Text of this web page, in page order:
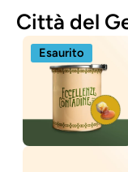
Città del
Esaurito